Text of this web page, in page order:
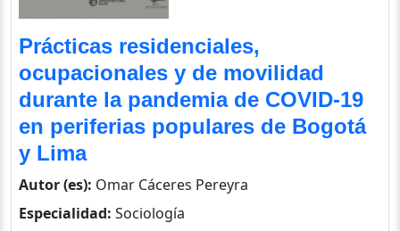
Prácticas residenciales,
ocupacionales y de movilidad
durante la pandemia de COVID-19
en periferias populares de Bogotá
y Lima
Autor (es): Omar Cáceres Pereyra
Especialidad: Sociología